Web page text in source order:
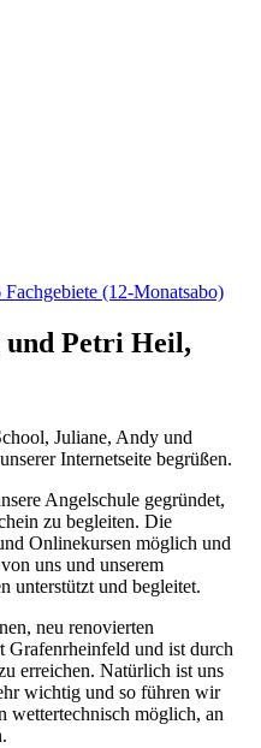
(12-Monatsabo)
Petri Heil,
Juliane, Andy und
Internetseite begrüßen.
Angelschule gegründet,
zu begleiten. Die
Onlinekursen möglich und
uns und unserem
unterstützt und begleitet.
neu renovierten
Grafenrheinfeld und ist durch
erreichen. Natürlich ist uns
wichtig und so führen wir
wettertechnisch möglich, an